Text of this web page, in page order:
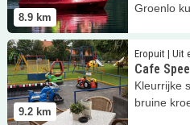
8.9 km
Groenlo
9.2 km
Eropuit | Uit
Cafe
Kleurrijke
bruine
Lees meer Cafe Speeltuin